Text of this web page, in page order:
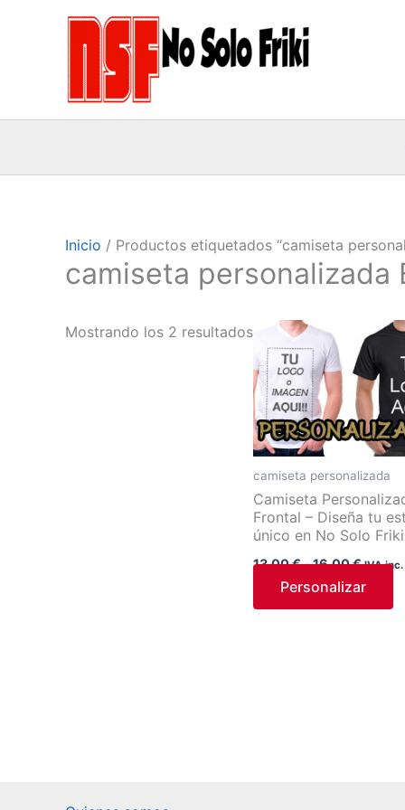
Inicio / Productos etiquetados “camiseta
camiseta personalizada
Mostrando los 2 resultados
camiseta personalizada
Camiseta
Frontal – Diseña tu
único en No Solo Friki
13,00€-16,00€
Rango
de
desde
13,00
hasta
16,00
IVA inc.
Personalizar
en